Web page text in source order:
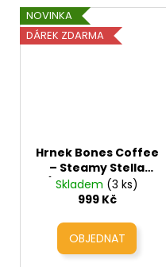
NOVINKA
DÁREK ZDARMA
Hrnek Bones Coffee
– Steamy Stella
(ručně vyráběný
keramický hrnek
Skladem (3 ks)
999 Kč